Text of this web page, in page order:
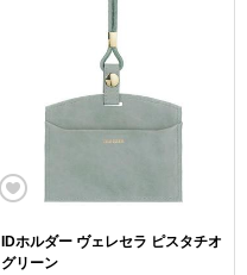
IDホルダー ヴェレセラ ピスタチオ
グリーン